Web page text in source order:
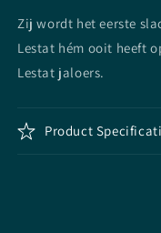
Zij wordt het eerste
Lestat hém ooit heeft
Lestat jaloers.
Product